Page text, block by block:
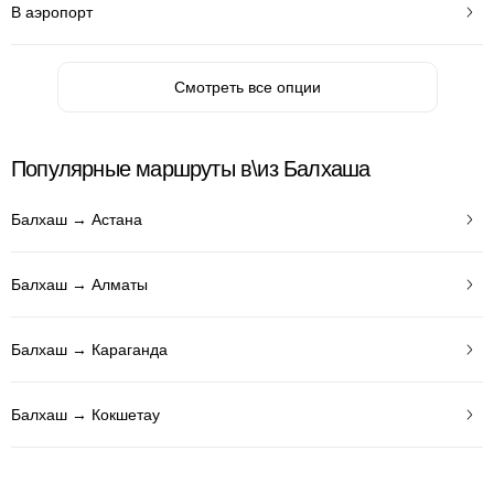
В аэропорт
Смотреть все опции
Популярные маршруты в\из Балхаша
Балхаш → Астана
Балхаш → Алматы
Балхаш → Караганда
Балхаш → Кокшетау